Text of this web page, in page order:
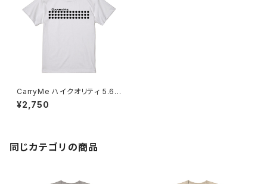
CarryMe ハイクオリティ 5.6o
z Tシャツ バニラホワイト
¥2,750
同じカテゴリの商品